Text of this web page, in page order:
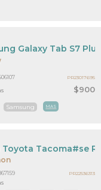
$900
Galaxy Tab S7 Plus
Samsung MAS
PR23017695
Toyota Tacoma#se
PR22536313